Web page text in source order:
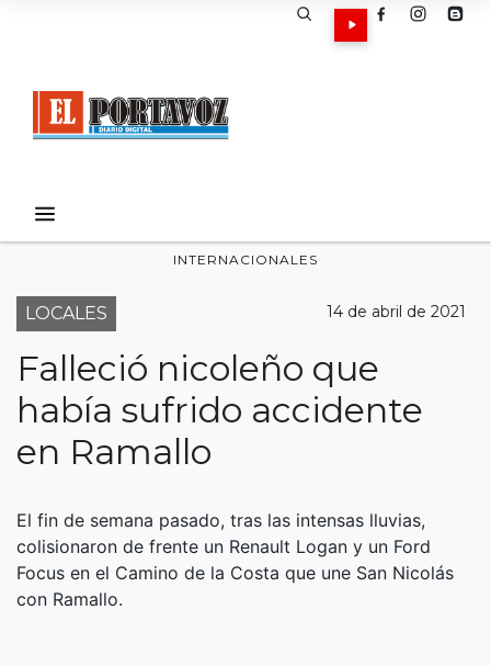
INTERNACIONALES
LOCALES 14 de abril de 2021
Falleció nicoleño que
había sufrido accidente
en Ramallo
El fin de semana pasado, tras las intensas lluvias,
colisionaron de frente un Renault Logan y un Ford
Focus en el Camino de la Costa que une San Nicolás
con Ramallo.